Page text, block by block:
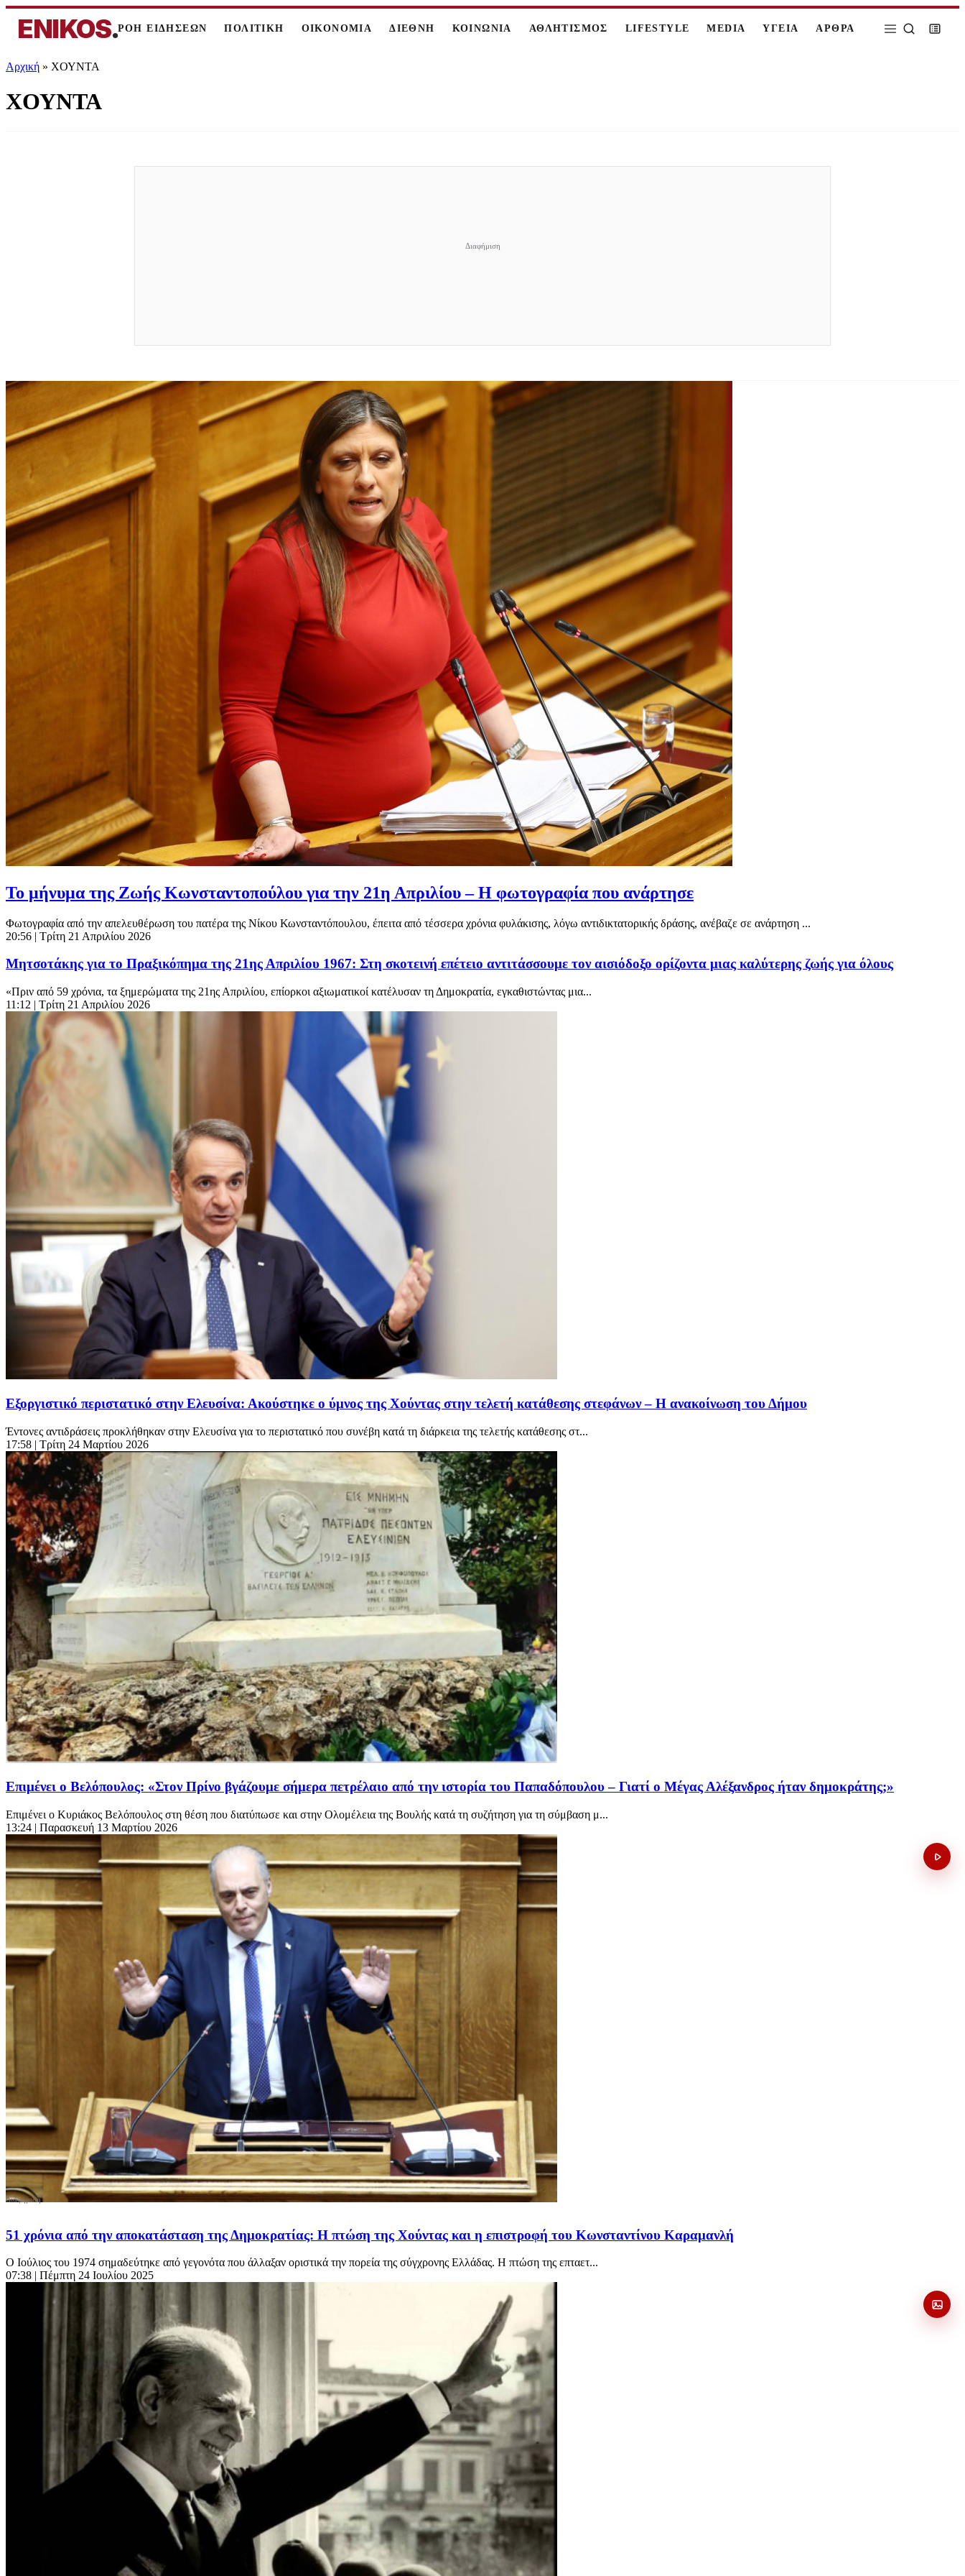
ENIKOS.ΡΟΗ ΕΙΔΗΣΕΩΝ ΠΟΛΙΤΙΚΗ ΟΙΚΟΝΟΜΙΑ ΔΙΕΘΝΗ ΚΟΙΝΩΝΙΑ ΑΘΛΗΤΙΣΜΟΣ LIFESTYLE MEDIA ΥΓΕΙΑ ΑΡΘΡΑ
Αρχική » ΧΟΥΝΤΑ
ΧΟΥΝΤΑ
Το μήνυμα της Ζωής Κωνσταντοπούλου για την 21η Απριλίου – Η φωτογραφία που ανάρτησε
Φωτογραφία από την απελευθέρωση του πατέρα της Νίκου Κωνσταντόπουλου, έπειτα από τέσσερα χρόνια φυλάκισης, λόγω αντιδικτατορικής δράσης, ανέβαζε σε ανάρτηση ...
20:56 | Τρίτη 21 Απριλίου 2026
Μητσοτάκης για το Πραξικόπημα της 21ης Απριλίου 1967: Στη σκοτεινή επέτειο αντιτάσσουμε τον αισιόδοξο ορίζοντα μιας καλύτερης ζωής για όλους
«Πριν από 59 χρόνια, τα ξημερώματα της 21ης Απριλίου, επίορκοι αξιωματικοί κατέλυσαν τη Δημοκρατία, εγκαθιστώντας μια...
11:12 | Τρίτη 21 Απριλίου 2026
Εξοργιστικό περιστατικό στην Ελευσίνα: Ακούστηκε ο ύμνος της Χούντας στην τελετή κατάθεσης στεφάνων – Η ανακοίνωση του Δήμου
Έντονες αντιδράσεις προκλήθηκαν στην Ελευσίνα για το περιστατικό που συνέβη κατά τη διάρκεια της τελετής κατάθεσης στ...
17:58 | Τρίτη 24 Μαρτίου 2026
Επιμένει ο Βελόπουλος: «Στον Πρίνο βγάζουμε σήμερα πετρέλαιο από την ιστορία του Παπαδόπουλου – Γιατί ο Μέγας Αλέξανδρος ήταν δημοκράτης;»
Επιμένει ο Κυριάκος Βελόπουλος στη θέση που διατύπωσε και στην Ολομέλεια της Βουλής κατά τη συζήτηση για τη σύμβαση μ...
13:24 | Παρασκευή 13 Μαρτίου 2026
51 χρόνια από την αποκατάσταση της Δημοκρατίας: Η πτώση της Χούντας και η επιστροφή του Κωνσταντίνου Καραμανλή
Ο Ιούλιος του 1974 σημαδεύτηκε από γεγονότα που άλλαξαν οριστικά την πορεία της σύγχρονης Ελλάδας. Η πτώση της επταετ...
07:38 | Πέμπτη 24 Ιουλίου 2025